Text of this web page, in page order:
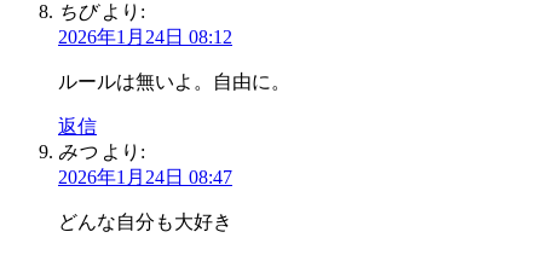
ちび より:
2026年1月24日 08:12
ルールは無いよ。自由に。
返信
みつ より:
2026年1月24日 08:47
どんな自分も大好き